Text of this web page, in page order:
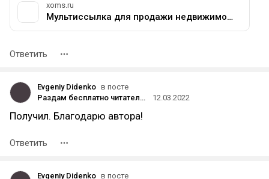
xoms.ru
Мультиссылка для продажи недвижимости в соц сетях - Xoms для риэлтора
Ответить
Evgeniy Didenko в посте
Раздам бесплатно читателям vc.ru сервисы с исходниками
12.03.2022
Получил. Благодарю автора!
Ответить
Evgeniy Didenko в посте